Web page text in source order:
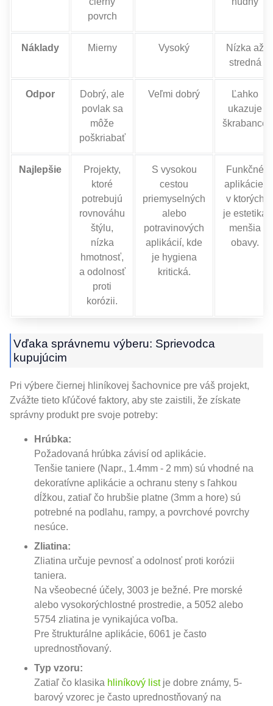
povrch
Náklady Mierny Vysoký
Nízka až
stredná
Odpor
Dobrý, ale
povlak sa
môže
poškriabať
Veľmi dobrý
Ľahko
ukazuje
škrabance
Najlepšie
Projekty,
ktoré
potrebujú
rovnováhu
štýlu,
nízka
hmotnosť,
a odolnosť
proti
korózii.
S vysokou
cestou
priemyselných
alebo
potravinových
aplikácií, kde
je hygiena
kritická.
Funkčné
aplikácie,
v ktorých
je estetika
menšia
obavy.
Vďaka správnemu výberu: Sprievodca
kupujúcim
Pri výbere čiernej hliníkovej šachovnice pre váš projekt,
Zvážte tieto kľúčové faktory, aby ste zaistili, že získate
správny produkt pre svoje potreby:
Hrúbka:
Požadovaná hrúbka závisí od aplikácie.
Tenšie taniere (Napr., 1.4mm - 2 mm) sú vhodné na
dekoratívne aplikácie a ochranu steny s ľahkou
dĺžkou, zatiaľ čo hrubšie platne (3mm a hore) sú
potrebné na podlahu, rampy, a povrchové povrchy
nesúce.
Zliatina:
Zliatina určuje pevnosť a odolnosť proti korózii
taniera.
Na všeobecné účely, 3003 je bežné. Pre morské
alebo vysokorýchlostné prostredie, a 5052 alebo
5754 zliatina je vynikajúca voľba.
Pre štrukturálne aplikácie, 6061 je často
uprednostňovaný.
Typ vzoru:
Zatiaľ čo klasika hliníkový listje dobre známy, 5-
barový vzorec je často uprednostňovaný na